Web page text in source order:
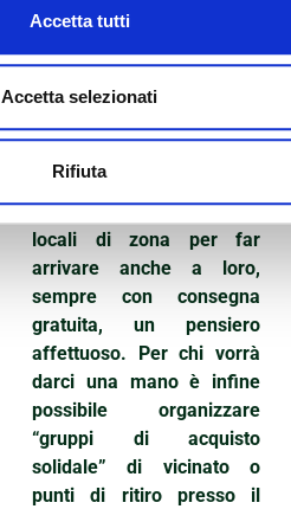
Accetta tutti
Accetta selezionati
Rifiuta
telefonicamente
locale al numero 055
5000210. Per chi ha
parenti o amici lontani e in
presenti, è possibile
contattare le nostre sedi
locali di zona per far
arrivare anche a loro,
sempre con consegna
gratuita, un pensiero
affettuoso. Per chi vorrà
darci una mano è infine
possibile organizzare
“gruppi di acquisto
solidale” di vicinato o
punti di ritiro presso il